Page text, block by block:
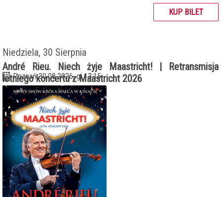
KUP BILET
Niedziela, 30 Sierpnia
André Rieu. Niech żyje Maastricht! | Retransmisja
letniego koncertu z Maastricht 2026
Poznań 30.08.2026, g. 13:15